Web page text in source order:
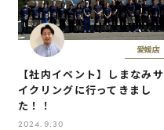
愛媛店
【社内イベント】しまなみサ
イクリングに行ってきまし
た！！
2024.9.30